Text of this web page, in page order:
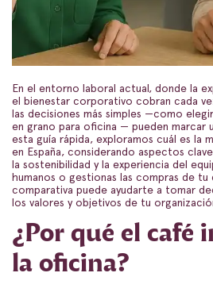
En el entorno laboral actual, donde la
el bienestar corporativo cobran cada
las decisiones más simples —como
en grano para oficina — pueden marcar
esta guía rápida, exploramos cuál es la
en España, considerando aspectos
la sostenibilidad y la experiencia del
humanos o gestionas las compras de tu
comparativa puede ayudarte a tomar
los valores y objetivos de tu
¿Por qué el café
la oficina?